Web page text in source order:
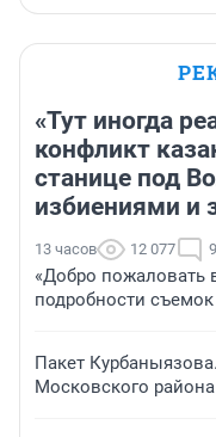
«Тут иногда
конфликт
станице под
избиениями и
13 часов 12 077
«Добро пожаловать
подробности
Пакет
Московского района